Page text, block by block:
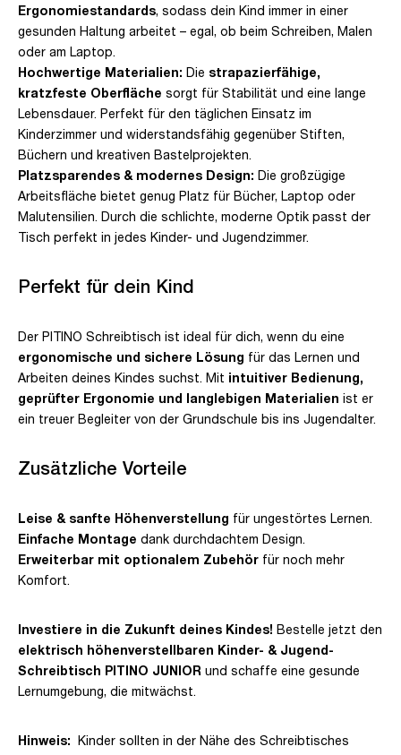
Ergonomiestandards, sodass dein Kind immer in einer
gesunden Haltung arbeitet – egal, ob beim Schreiben, Malen
oder am Laptop.
Hochwertige Materialien: Die strapazierfähige,
kratzfeste Oberfläche sorgt für Stabilität und eine lange
Lebensdauer. Perfekt für den täglichen Einsatz im
Kinderzimmer und widerstandsfähig gegenüber Stiften,
Büchern und kreativen Bastelprojekten.
Platzsparendes & modernes Design: Die großzügige
Arbeitsfläche bietet genug Platz für Bücher, Laptop oder
Malutensilien. Durch die schlichte, moderne Optik passt der
Tisch perfekt in jedes Kinder- und Jugendzimmer.
Perfekt für dein Kind
Der PITINO Schreibtisch ist ideal für dich, wenn du eine
ergonomische und sichere Lösung für das Lernen und
Arbeiten deines Kindes suchst. Mit intuitiver Bedienung,
geprüfter Ergonomie und langlebigen Materialien ist er
ein treuer Begleiter von der Grundschule bis ins Jugendalter.
Zusätzliche Vorteile
Leise & sanfte Höhenverstellung für ungestörtes Lernen.
Einfache Montage dank durchdachtem Design.
Erweiterbar mit optionalem Zubehör für noch mehr
Komfort.
Investiere in die Zukunft deines Kindes! Bestelle jetzt den
elektrisch höhenverstellbaren Kinder- & Jugend-
Schreibtisch PITINO JUNIOR und schaffe eine gesunde
Lernumgebung, die mitwächst.
Hinweis: Kinder sollten in der Nähe des Schreibtisches